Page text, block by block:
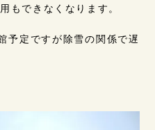
もできなくなります。
定ですが除雪の関係で遅